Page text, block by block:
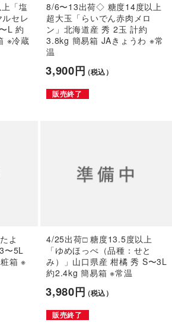
「塩
セレ
L 約
※冷蔵
8/6〜13出荷◇ 糖度14度以上
超大玉「らいでん赤肉メロ
ン」北海道産 秀 2玉 計約
3.8kg 簡易箱 JAきょうわ ※常
温
3,900円（税込）
販売終了
よ
〜5L
箱 ※
4/25出荷□ 糖度13.5度以上
「ゆめほっぺ（品種：せと
み）」山口県産 柑橘 秀 S〜3L
約2.4kg 簡易箱 ※常温
3,980円（税込）
販売終了